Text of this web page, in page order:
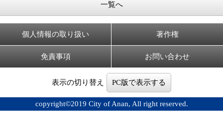
一覧へ
個人情報の取り扱い 著作権
免責事項 お問い合わせ
表示の切り替え PC版で表示する
copyright©2019 City of Anan, All right reserved.